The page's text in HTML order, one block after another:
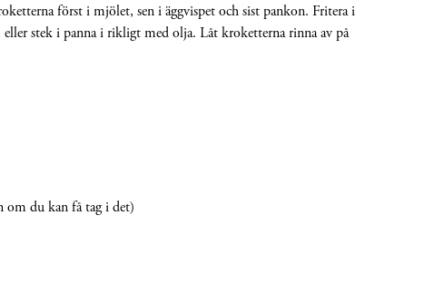
först i mjölet, sen i äggvispet och sist pankon. Fritera i
stek i panna i rikligt med olja. Låt kroketterna rinna av på
om du kan få tag i det)